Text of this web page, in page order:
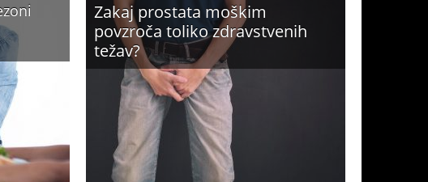
Zakaj prostata moškim
povzroča toliko zdravstvenih
težav?